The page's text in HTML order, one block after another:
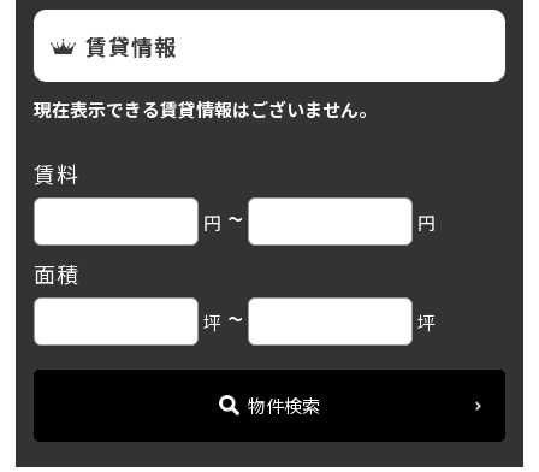
賃貸情報
現在表示できる賃貸情報はございません。
賃料
円 ~ 円
面積
坪 ~ 坪
物件検索